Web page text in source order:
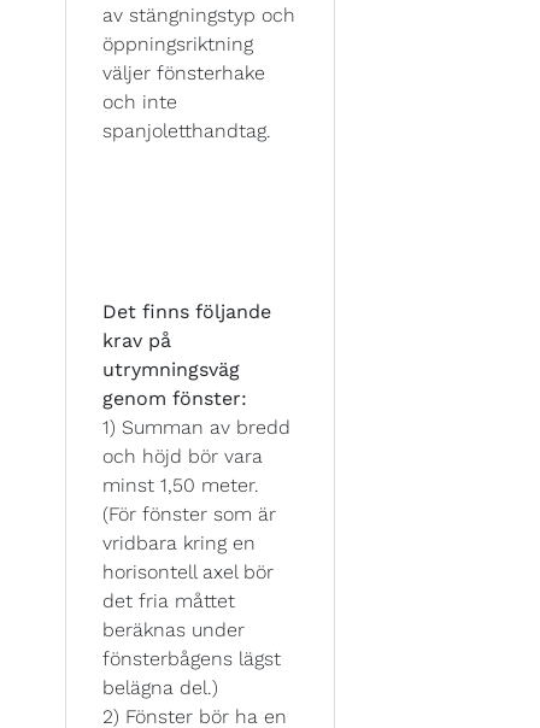
av stängningstyp och
öppningsriktning
väljer fönsterhake
och inte
spanjoletthandtag.
Det finns följande
krav på
utrymningsväg
genom fönster:
1) Summan av bredd
och höjd bör vara
minst 1,50 meter.
(För fönster som är
vridbara kring en
horisontell axel bör
det fria måttet
beräknas under
fönsterbågens lägst
belägna del.)
2) Fönster bör ha en